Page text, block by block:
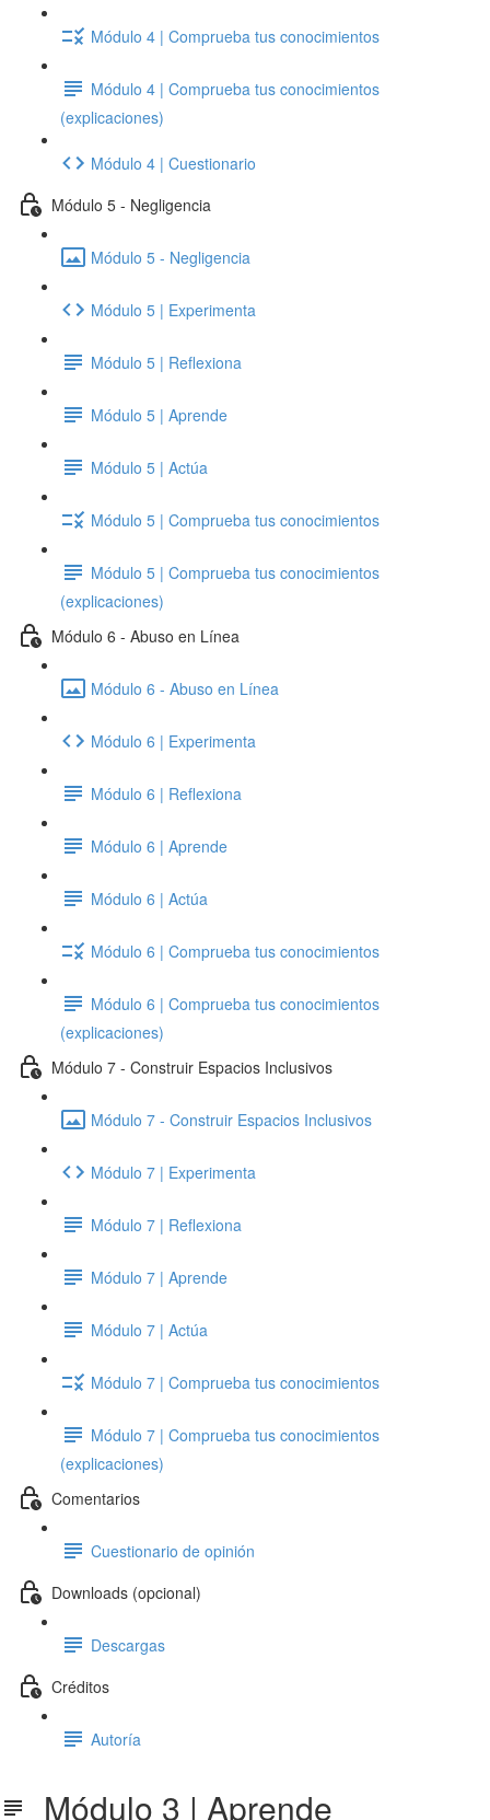
Módulo 4 | Comprueba tus conocimientos
Módulo 4 | Comprueba tus conocimientos
(explicaciones)
Módulo 4 | Cuestionario
Módulo 5 - Negligencia
Módulo 5 - Negligencia
Módulo 5 | Experimenta
Módulo 5 | Reflexiona
Módulo 5 | Aprende
Módulo 5 | Actúa
Módulo 5 | Comprueba tus conocimientos
Módulo 5 | Comprueba tus conocimientos
(explicaciones)
Módulo 6 - Abuso en Línea
Módulo 6 - Abuso en Línea
Módulo 6 | Experimenta
Módulo 6 | Reflexiona
Módulo 6 | Aprende
Módulo 6 | Actúa
Módulo 6 | Comprueba tus conocimientos
Módulo 6 | Comprueba tus conocimientos
(explicaciones)
Módulo 7 - Construir Espacios Inclusivos
Módulo 7 - Construir Espacios Inclusivos
Módulo 7 | Experimenta
Módulo 7 | Reflexiona
Módulo 7 | Aprende
Módulo 7 | Actúa
Módulo 7 | Comprueba tus conocimientos
Módulo 7 | Comprueba tus conocimientos
(explicaciones)
Comentarios
Cuestionario de opinión
Downloads (opcional)
Descargas
Créditos
Autoría
Módulo 3 | Aprende